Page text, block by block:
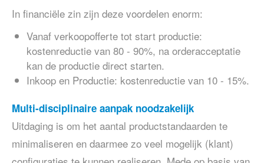
In financiële zin zijn deze voordelen enorm:
Vanaf verkoopofferte tot start productie:
kostenreductie van 80 - 90%, na orderacceptatie
kan de productie direct starten.
Inkoop en Productie: kostenreductie van 10 - 15%.
Multi-disciplinaire aanpak noodzakelijk
Uitdaging is om het aantal productstandaarden te
minimaliseren en daarmee zo veel mogelijk (klant)